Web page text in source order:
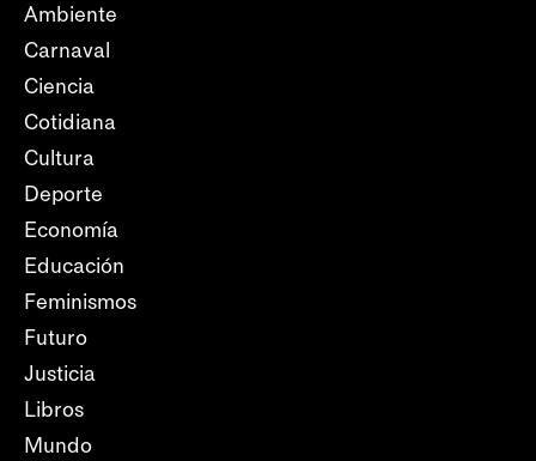
Ambiente
Carnaval
Ciencia
Cotidiana
Cultura
Deporte
Economía
Educación
Feminismos
Futuro
Justicia
Libros
Mundo